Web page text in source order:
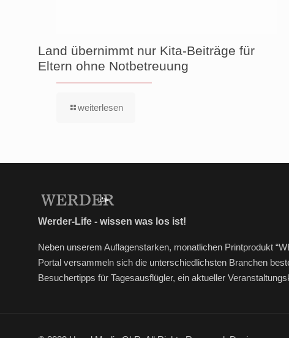
Land übernimmt nur Kita-Beiträge für
Eltern ohne Notbetreuung
weiterlesen
Werder-Life - wissen was los ist!
Neben unserem Auflagenstarken, monatlichen Printprodukt
Portal versammeln sich die unterschiedlichsten Branchen
Besuchertipps für Tagesausflügler, ein aktueller